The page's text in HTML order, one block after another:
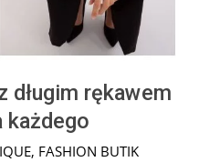
długim rękawem
, FASHION BUTIK